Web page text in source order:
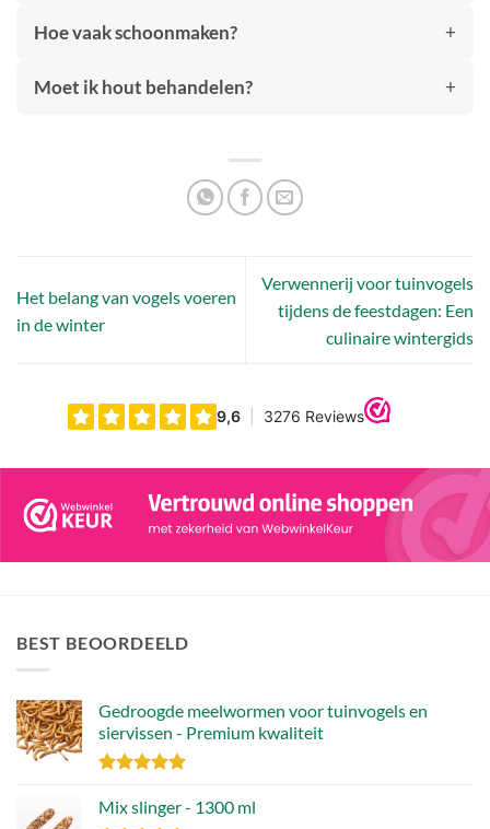
Hoe vaak schoonmaken?
Moet ik hout behandelen?
Het belang van vogels voeren
in de winter
Verwennerij voor tuinvogels
tijdens de feestdagen: Een
culinaire wintergids
BEST BEOORDEELD
Gedroogde meelwormen voor tuinvogels en
siervissen - Premium kwaliteit
4.88uit 5
Mix slinger - 1300 ml